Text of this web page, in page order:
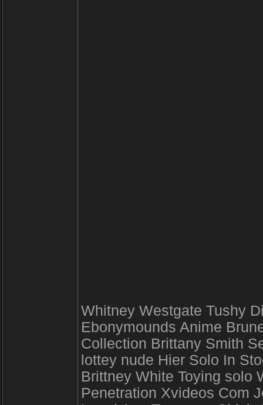
Whitney Westgate Tushy
Ebonymounds Anime
Collection Brittany Smith
lottey nude Hier Solo In
Brittney White Toying solo
Penetration Xvideos Com